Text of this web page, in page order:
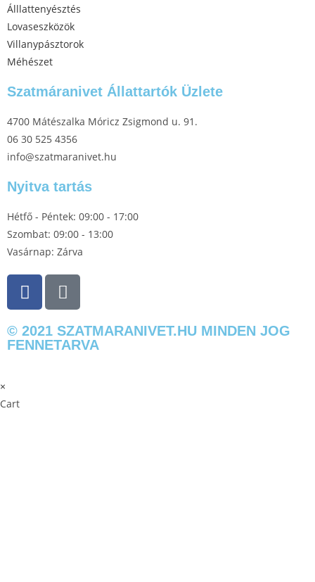
Álllattenyésztés
Lovaseszközök
Villanypásztorok
Méhészet
Szatmáranivet Állattartók Üzlete
4700 Mátészalka Móricz Zsigmond u. 91.
06 30 525 4356
info@szatmaranivet.hu
Nyitva tartás
Hétfő - Péntek: 09:00 - 17:00
Szombat: 09:00 - 13:00
Vasárnap: Zárva
© 2021 SZATMARANIVET.HU MINDEN JOG
FENNETARVA
×
Cart